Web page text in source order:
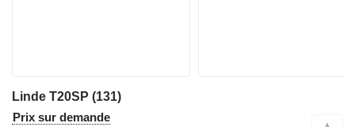
Linde T20SP (131)
Prix sur demande